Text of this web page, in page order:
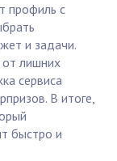
профиль с
и задачи.
от лишних
сервиса
В итоге,
быстро и